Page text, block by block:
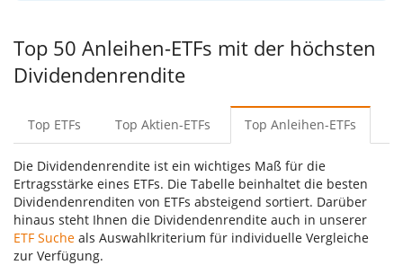
Top 50 Anleihen-ETFs mit der höchsten
Dividendenrendite
Top ETFs Top Aktien-ETFs Top Anleihen-ETFs
Die Dividendenrendite ist ein wichtiges Maß für die
Ertragsstärke eines ETFs. Die Tabelle beinhaltet die besten
Dividendenrenditen von ETFs absteigend sortiert. Darüber
hinaus steht Ihnen die Dividendenrendite auch in unserer
ETF Suche als Auswahlkriterium für individuelle Vergleiche
zur Verfügung.